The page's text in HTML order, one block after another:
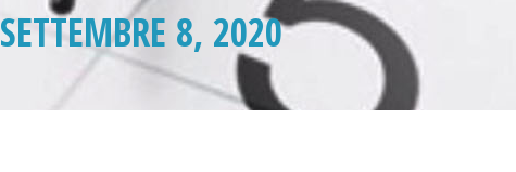
SETTEMBRE 8, 2020